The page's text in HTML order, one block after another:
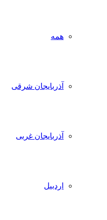
همه
آذربایجان شرقی
آذربایجان غربی
اردبیل